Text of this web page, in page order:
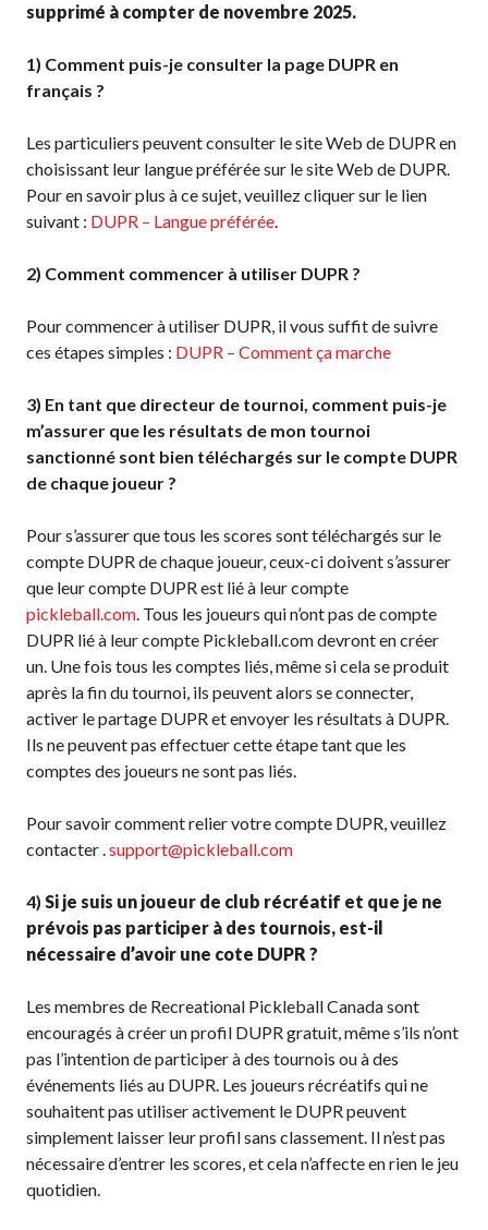
Règles de base
Para/Fauteuil Roulant
Pickleball
Développement à
long terme du joueur
pickleball
Recherche de clubs
Programme de
formation des
entraîneurs
Championnat national
de Pickleball Canada
2025
tournoi sanctionné
Calendrier des
événements
Raquettes et balles
Fournisseur de
Auto-évaluation des
niveaux de
compétence
Informations sur le
supprimé à compter de novembre 2025.
1) Comment puis-je consulter la page DUPR en
français ?
Les particuliers peuvent consulter le site Web de DUPR en
choisissant leur langue préférée sur le site Web de DUPR.
Pour en savoir plus à ce sujet, veuillez cliquer sur le lien
suivant : DUPR – Langue préférée.
2) Comment commencer à utiliser DUPR ?
Pour commencer à utiliser DUPR, il vous suffit de suivre
ces étapes simples : DUPR – Comment ça marche
3) En tant que directeur de tournoi, comment puis-je
m’assurer que les résultats de mon tournoi
sanctionné sont bien téléchargés sur le compte DUPR
de chaque joueur ?
Pour s’assurer que tous les scores sont téléchargés sur le
compte DUPR de chaque joueur, ceux-ci doivent s’assurer
que leur compte DUPR est lié à leur compte
pickleball.com. Tous les joueurs qui n’ont pas de compte
DUPR lié à leur compte Pickleball.com devront en créer
un. Une fois tous les comptes liés, même si cela se produit
après la fin du tournoi, ils peuvent alors se connecter,
activer le partage DUPR et envoyer les résultats à DUPR.
Ils ne peuvent pas effectuer cette étape tant que les
comptes des joueurs ne sont pas liés.
Pour savoir comment relier votre compte DUPR, veuillez
contacter .support@pickleball.com
4) Si je suis un joueur de club récréatif et que je ne
prévois pas participer à des tournois, est-il
nécessaire d’avoir une cote DUPR ?
Les membres de Recreational Pickleball Canada sont
encouragés à créer un profil DUPR gratuit, même s’ils n’ont
pas l’intention de participer à des tournois ou à des
événements liés au DUPR. Les joueurs récréatifs qui ne
souhaitent pas utiliser activement le DUPR peuvent
simplement laisser leur profil sans classement. Il n’est pas
nécessaire d’entrer les scores, et cela n’affecte en rien le jeu
quotidien.